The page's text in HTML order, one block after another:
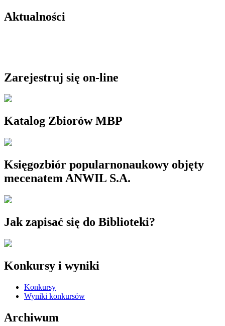
Aktualności
Zarejestruj się on-line
Katalog Zbiorów MBP
Księgozbiór popularnonaukowy objęty
mecenatem ANWIL S.A.
Jak zapisać się do Biblioteki?
Konkursy i wyniki
Konkursy
Wyniki konkursów
Archiwum